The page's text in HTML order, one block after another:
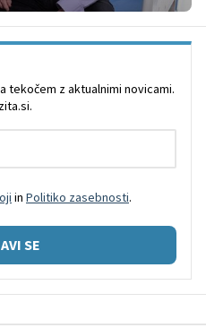
tekočem z aktualnimi novicami.
in Politiko zasebnosti.
SE